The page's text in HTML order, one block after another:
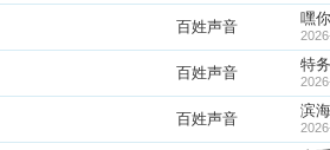
百姓声音 嘿
百姓声音 特
百姓声音 滨